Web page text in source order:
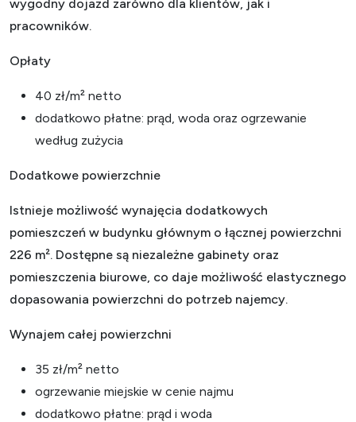
wygodny dojazd zarówno dla klientów, jak i
pracowników.
Opłaty
40 zł/m² netto
dodatkowo płatne: prąd, woda oraz ogrzewanie
według zużycia
Dodatkowe powierzchnie
Istnieje możliwość wynajęcia dodatkowych
pomieszczeń w budynku głównym o łącznej powierzchni
226 m². Dostępne są niezależne gabinety oraz
pomieszczenia biurowe, co daje możliwość elastycznego
dopasowania powierzchni do potrzeb najemcy.
Wynajem całej powierzchni
35 zł/m² netto
ogrzewanie miejskie w cenie najmu
dodatkowo płatne: prąd i woda